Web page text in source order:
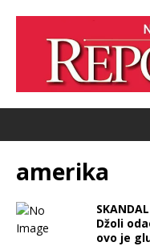
amerika
Džoli
ovo je